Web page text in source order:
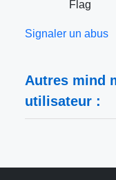
Flag
Signaler un abus
Autres mind
utilisateur :